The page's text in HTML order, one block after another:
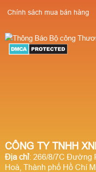
CÔNG TY TNHH
Địa chỉ: 266/8/7C Đường
Hoà, Thành phố Hồ Chí
Chính sách mua bán hàng